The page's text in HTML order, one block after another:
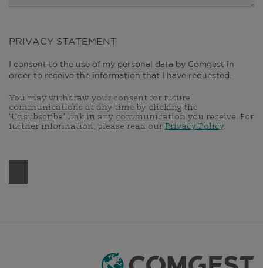
PRIVACY STATEMENT
I consent to the use of my personal data by Comgest in
order to receive the information that I have requested.
You may withdraw your consent for future
communications at any time by clicking the
‘Unsubscribe’ link in any communication you receive. For
further information, please read our Privacy Policy.